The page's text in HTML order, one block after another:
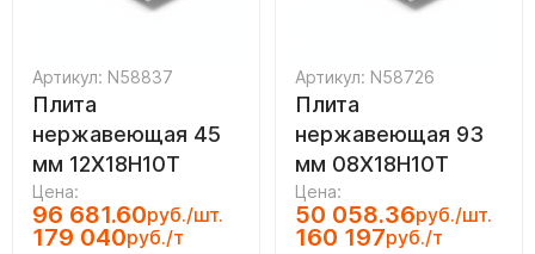
Артикул: N58837
Плита
нержавеющая 45
мм 12Х18Н10Т
Цена:
96 681.60руб./шт.
179 040руб./т
Артикул: N58726
Плита
нержавеющая 93
мм 08Х18Н10Т
Цена:
50 058.36руб./шт.
160 197руб./т